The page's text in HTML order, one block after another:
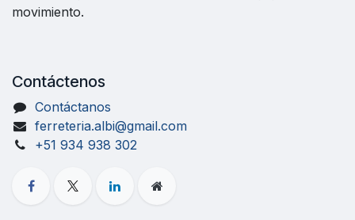
movimiento.
Contáctenos
Contáctanos
ferreteria.albi@gmail.com
+51 934 938 302